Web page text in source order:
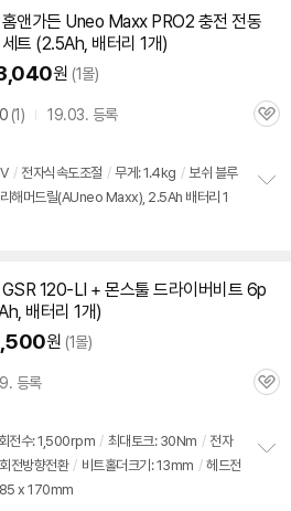
홈앤가든 Uneo Maxx PRO2 충전 전동
세트 (2.5Ah, 배터리 1개)
원 (1몰)
(상
뷰
1) 19.03. 등록
관
/ 전자식속도조절 / 무게: 1.4kg / 보쉬 블루
해머드릴(AUneo Maxx), 2.5Ah 배터리 1
GSR 120-LI + 몬스툴 드라이버비트 6p
배터리 1개)
원 (1몰)
등록
관
전수: 1,500rpm / 최대토크: 30Nm / 전자
회전방향전환 / 비트홀더크기: 13mm / 헤드전
x 170mm